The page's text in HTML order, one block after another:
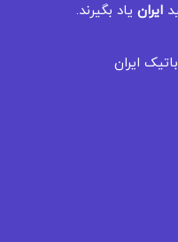
ایران یاد بگیرند.
ایران